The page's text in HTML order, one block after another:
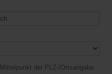
der PLZ-/Ortsangabe.